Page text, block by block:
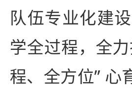
队伍专业化建
学全过程，全
程、全方位” 心